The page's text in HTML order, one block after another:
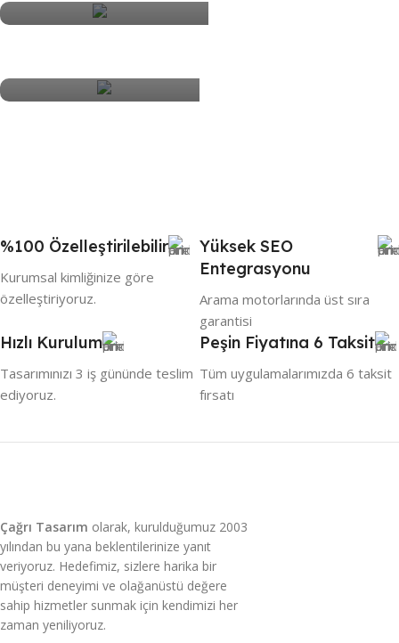
SATIN AL
Demo için TIKLAYINIZ
KURUMSAL & OSGB
SATIN AL
%100 Özelleştirilebilir
Kurumsal kimliğinize göre
özelleştiriyoruz.
Yüksek SEO
Entegrasyonu
Arama motorlarında üst sıra
garantisi
Hızlı Kurulum
Tasarımınızı 3 iş gününde teslim
ediyoruz.
Peşin Fiyatına 6 Taksit
Tüm uygulamalarımızda 6 taksit
fırsatı
Çağrı Tasarım olarak, kurulduğumuz 2003
yılından bu yana beklentilerinize yanıt
veriyoruz. Hedefimiz, sizlere harika bir
müşteri deneyimi ve olağanüstü değere
sahip hizmetler sunmak için kendimizi her
zaman yeniliyoruz.